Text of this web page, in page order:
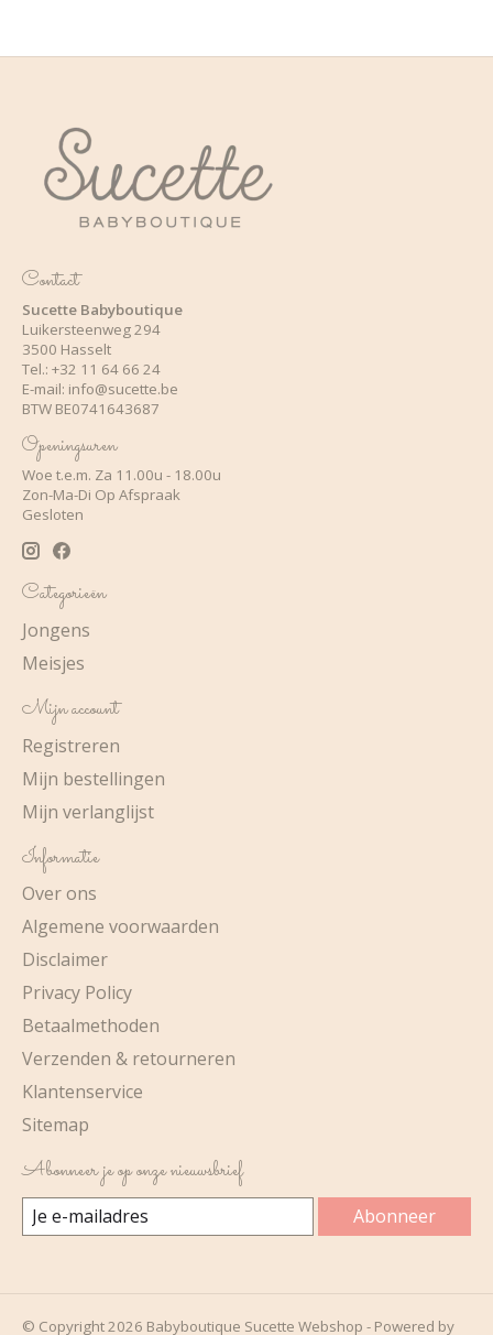
Contact
Sucette Babyboutique
Luikersteenweg 294
3500 Hasselt
Tel.: +32 11 64 66 24
E-mail: info@sucette.be
BTW BE0741643687
Openingsuren
Woe t.e.m. Za 11.00u - 18.00u
Zon-Ma-Di Op Afspraak
Gesloten
Categorieën
Jongens
Meisjes
Mijn account
Registreren
Mijn bestellingen
Mijn verlanglijst
Informatie
Over ons
Algemene voorwaarden
Disclaimer
Privacy Policy
Betaalmethoden
Verzenden & retourneren
Klantenservice
Sitemap
Abonneer je op onze nieuwsbrief
Abonneer
© Copyright 2026 Babyboutique Sucette Webshop - Powered by